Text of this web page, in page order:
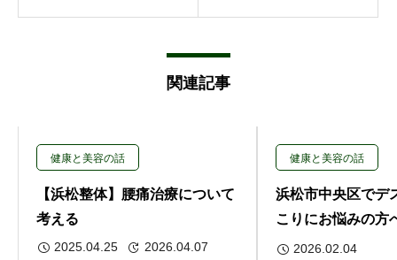
関連記事
健康と美容の話
【浜松整体】腰痛治療について
考える
2025.04.25 2026.04.07
健康と美容の話
浜松市中央区でデ
こりにお悩みの方
勢の関係
2026.02.04